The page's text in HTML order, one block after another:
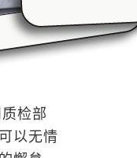
检部
以无情